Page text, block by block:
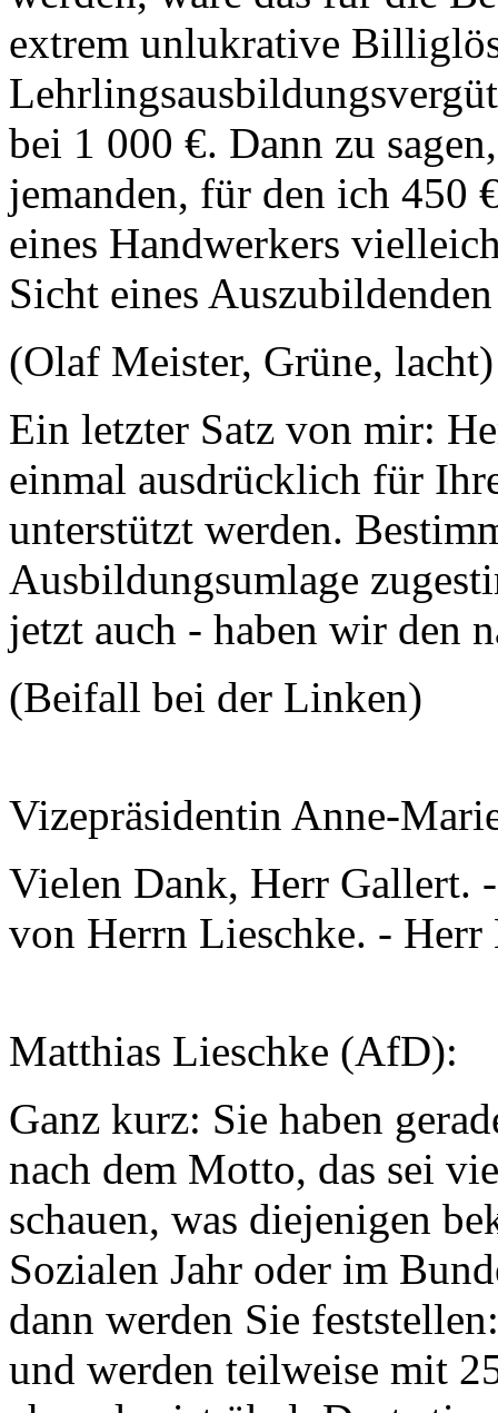
extrem unlukrative
bei 1 000 €. Dann zu
jemanden, für den ich 450
eines Handwerkers
Sicht eines
(Olaf Meister, Grüne, lacht)
Ein letzter Satz von mir:
einmal ausdrücklich für
unterstützt werden.
Ausbildungsumlage
jetzt auch - haben wir den
(Beifall bei der Linken)
Vizepräsidentin Anne-
Vielen Dank, Herr Gallert.
von Herrn Lieschke. - Herr
Matthias Lieschke (AfD):
Ganz kurz: Sie haben
nach dem Motto, das sei
schauen, was diejenigen
Sozialen Jahr oder im
dann werden Sie
und werden teilweise mit